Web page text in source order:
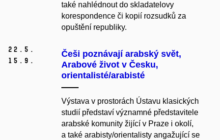
také nahlédnout do skladatelovy
korespondence či kopií rozsudků za
opuštění republiky.
22. 5.
15. 9.
Češi poznávají arabský svět,
Arabové život v Česku,
orientalisté/arabisté
Výstava v prostorách Ústavu klasických
studií představí významné představitele
arabské komunity žijící v Praze i okolí,
a také arabisty/orientalisty angažující se